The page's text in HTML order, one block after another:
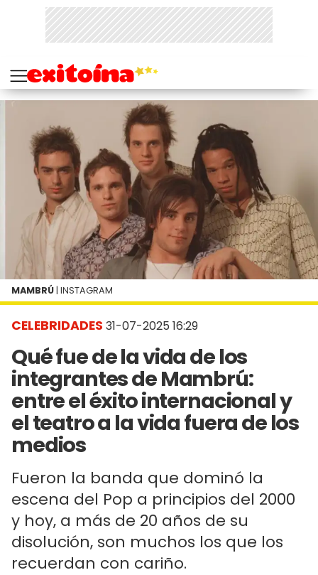
CELEBRIDADES 31-07-2025 16:29
Qué fue de la vida de los
integrantes de Mambrú:
entre el éxito internacional y
el teatro a la vida fuera de los
medios
Fueron la banda que dominó la
escena del Pop a principios del 2000
y hoy, a más de 20 años de su
disolución, son muchos los que los
recuerdan con cariño.
MAMBRÚ | INSTAGRAM